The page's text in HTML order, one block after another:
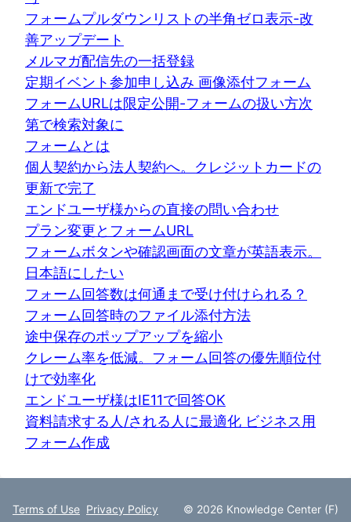
フォームプルダウンリストの半角ゼロ表示-改
善アップデート
メルマガ配信先の一括登録
定期イベント参加申し込み 画像添付フォーム
フォームURLは限定公開-フォームの扱い方次
第で検索対象に
フォームとは
個人契約から法人契約へ。クレジットカードの
更新で完了
エンドユーザ様からの直接の問い合わせ
プラン変更とフォームURL
フォームボタンや確認画面の文章が英語表示。
日本語にしたい
フォーム回答数は何通まで受け付けられる？
フォーム回答時のファイル添付方法
途中保存のポップアップを縮小
クレーム率を低減。フォーム回答の優先順位付
けで効率化
エンドユーザ様はIE11で回答OK
資料請求する人/される人に最適化 ビジネス用
フォーム作成
Terms of Use Privacy Policy © 2026 Knowledge Center (F)